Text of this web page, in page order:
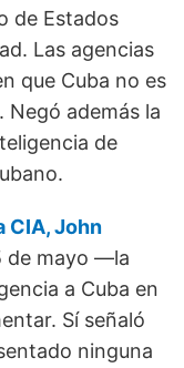
de Estados
Las agencias
que Cuba no es
Negó además la
de
CIA, John
de mayo —la
a Cuba en
Sí señaló
ninguna